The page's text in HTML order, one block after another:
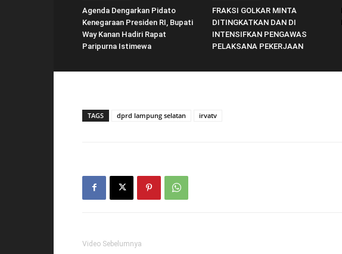
Agenda Dengarkan Pidato
Kenegaraan Presiden RI, Bupati
Way Kanan Hadiri Rapat
Paripurna Istimewa
FRAKSI GOLKAR MINTA
DITINGKATKAN DAN DI
INTENSIFKAN PENGAWAS
PELAKSANA PEKERJAAN
TAGS dprd lampung selatan irvatv
Video Sebelumnya